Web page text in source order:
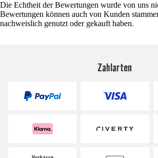
Die Echtheit der Bewertungen wurde von uns
Bewertungen können auch von Kunden
nachweislich genutzt oder gekauft haben.
Zahlarten